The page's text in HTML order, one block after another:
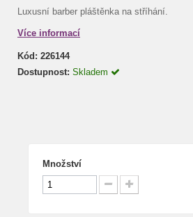
Luxusní barber pláštěnka na stříhání.
Více informací
Kód: 226144
Dostupnost: Skladem
Množství